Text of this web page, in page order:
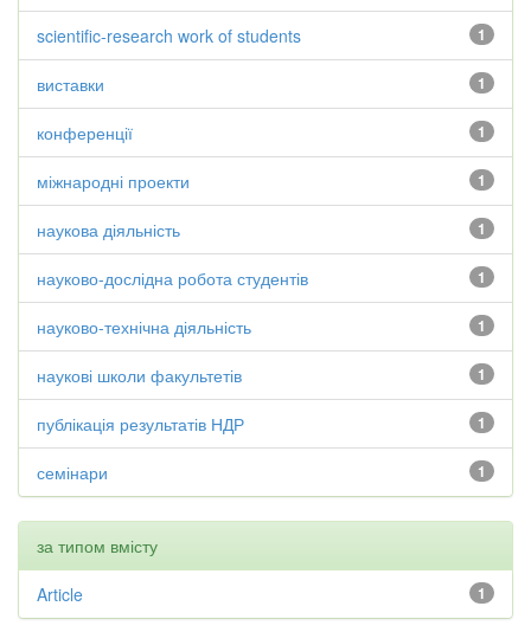
1
scientific-research work of students
1
виставки
1
конференції
1
міжнародні проекти
1
наукова діяльність
1
науково-дослідна робота студентів
1
науково-технічна діяльність
1
наукові школи факультетів
1
публікація результатів НДР
1
семінари
за типом вмісту
1
Article